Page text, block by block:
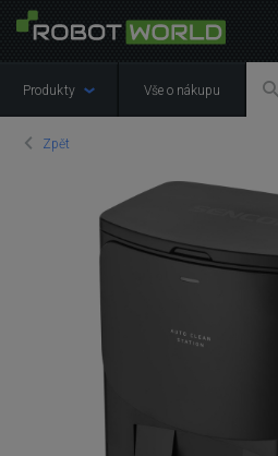
Produkty Vše o nákupu
Zpět